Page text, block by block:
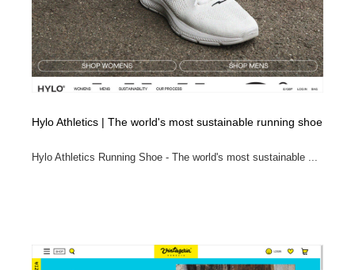
Hylo Athletics | The world's most sustainable running shoe
Hylo Athletics Running Shoe - The world's most sustainable ...